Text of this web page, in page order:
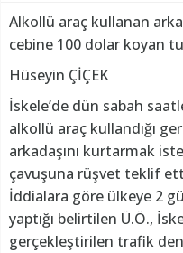
Alkollü araç kullanan
cebine 100 dolar koyan
Hüseyin ÇİÇEK
İskele’de dün sabah
alkollü araç kullandığı
arkadaşını kurtarmak
çavuşuna rüşvet teklif
İddialara göre ülkeye 2
yaptığı belirtilen Ü.Ö.,
gerçekleştirilen trafik